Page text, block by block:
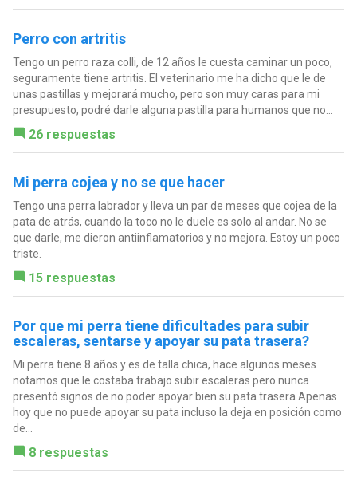
Perro con artritis
Tengo un perro raza colli, de 12 años le cuesta caminar un poco,
seguramente tiene artritis. El veterinario me ha dicho que le de
unas pastillas y mejorará mucho, pero son muy caras para mi
presupuesto, podré darle alguna pastilla para humanos que no...
26 respuestas
Mi perra cojea y no se que hacer
Tengo una perra labrador y lleva un par de meses que cojea de la
pata de atrás, cuando la toco no le duele es solo al andar. No se
que darle, me dieron antiinflamatorios y no mejora. Estoy un poco
triste.
15 respuestas
Por que mi perra tiene dificultades para subir
escaleras, sentarse y apoyar su pata trasera?
Mi perra tiene 8 años y es de talla chica, hace algunos meses
notamos que le costaba trabajo subir escaleras pero nunca
presentó signos de no poder apoyar bien su pata trasera Apenas
hoy que no puede apoyar su pata incluso la deja en posición como
de...
8 respuestas